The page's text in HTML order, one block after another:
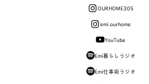
OURHOME305
emi.ourhome
YouTube
Emi暮らしラジオ
Emi仕事術ラジオ